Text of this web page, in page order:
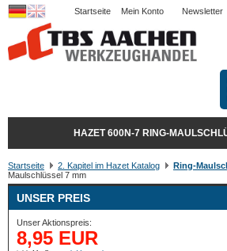
Startseite Mein Konto Newsletter
HAZET 600N-7 RING-
Startseite 2. Kapitel im Hazet Katalog Ring-
Maulschlüssel 7 mm
UNSER PREIS
Unser Aktionspreis:
8,95 EUR